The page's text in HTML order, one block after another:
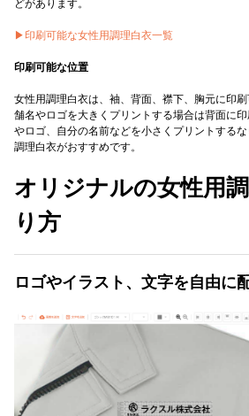
どがあります。
▶印刷可能な女性用調理白衣一覧
印刷可能な位置
女性用調理白衣は、袖、背面、襟下、胸元に印
舗名やロゴを大きくプリントする場合は背面に
やロゴ、自分の名前などを小さくプリントする
調理白衣がおすすめです。
オリジナルの女性用
り方
ロゴやイラスト、文字を自由に